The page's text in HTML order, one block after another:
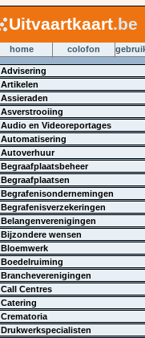
Uitvaartkaart.be
home colofon
Advisering
Artikelen
Assieraden
Asverstrooiing
Audio en Videoreportages
Automatisering
Autoverhuur
Begraafplaatsbeheer
Begraafplaatsen
Begrafenisondernemingen
Begrafenisverzekeringen
Belangenverenigingen
Bijzondere wensen
Bloemwerk
Boedelruiming
Brancheverenigingen
Call Centres
Catering
Crematoria
Drukwerkspecialisten